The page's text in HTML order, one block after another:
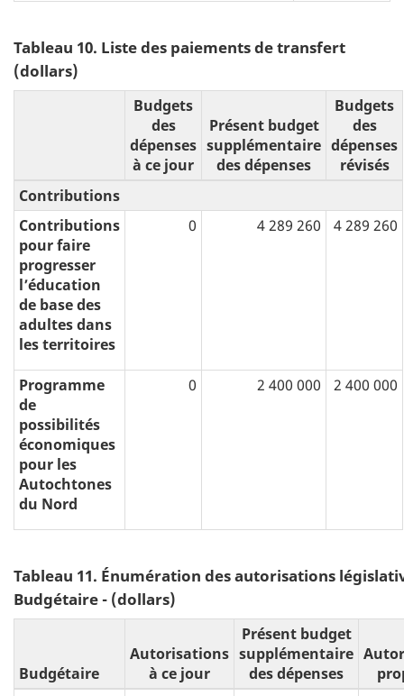
Tableau 10. Liste des paiements de transfert
(dollars)
Budgets
des
dépenses
à ce jour
Présent budget
supplémentaire
des dépenses
Budgets
des
dépenses
révisés
Contributions
Contributions
pour faire
progresser
l’éducation
de base des
adultes dans
les territoires
0 4 289 260 4 289 260
Programme
de
possibilités
économiques
pour les
Autochtones
du Nord
0 2 400 000 2 400 000
Tableau 11. Énumération des autorisations
Budgétaire - (dollars)
Budgétaire
Autorisations
à ce jour
Présent budget
supplémentaire
des dépenses